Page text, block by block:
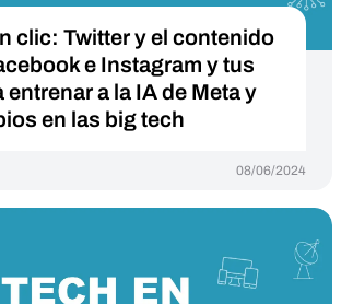
clic: Twitter y el contenido
e Instagram y tus
entrenar a la IA de Meta y
en las big tech
08/06/2024